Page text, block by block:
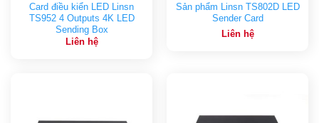
Card điều kiển LED Linsn
TS952 4 Outputs 4K LED
Sending Box
Liên hệ
Sản phẩm Linsn TS802D LED
Sender Card
Liên hệ